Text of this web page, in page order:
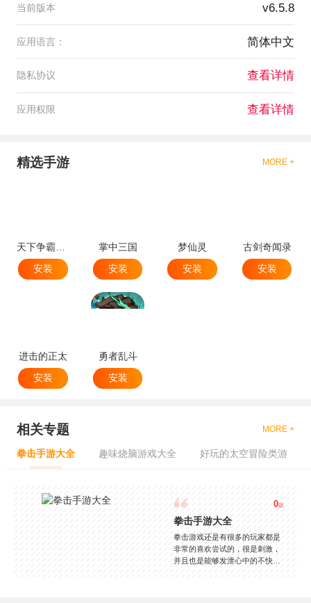
当前版本 v6.5.8
应用语言： 简体中文
隐私协议 查看详情
应用权限 查看详情
精选手游 MORE +
天下争霸三国志
安装
掌中三国
安装
梦仙灵
安装
古剑奇闻录
安装
进击的正太
安装
勇者乱斗
安装
相关专题 MORE +
拳击手游大全 趣味烧脑游戏大全 好玩的太空冒险类游
0款
拳击手游大全
拳击游戏还是有很多的玩家都是
非常的喜欢尝试的，很是刺激，
并且也是能够发泄心中的不快